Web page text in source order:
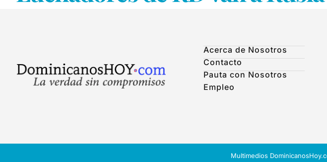
Acerca de Nosotros
Contacto
Pauta con Nosotros
Empleo
Multimedios